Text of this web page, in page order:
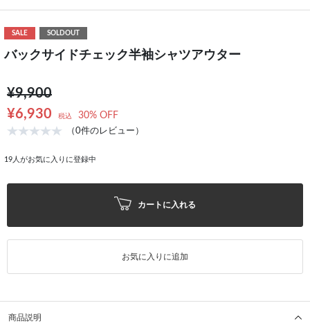
SALE SOLDOUT
バックサイドチェック半袖シャツアウター
¥9,900
¥6,930
税込 30% OFF
（0件のレビュー）
19 人がお気に入りに登録中
カートに入れる
お気に入りに追加
商品説明